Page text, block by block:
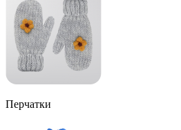
Перчатки